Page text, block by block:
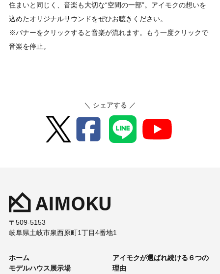
住まいと同じく、音楽も大切な“空間の一部”。アイモクの想いを
込めたオリジナルサウンドをぜひお聴きください。
※バナーをクリックすると音楽が流れます。もう一度クリックで
音楽を停止。
＼ シェアする ／
〒509-5153
岐阜県土岐市泉西原町1丁目4番地1
ホーム
モデルハウス展示場
アイモクが選ばれ続ける６つの
理由